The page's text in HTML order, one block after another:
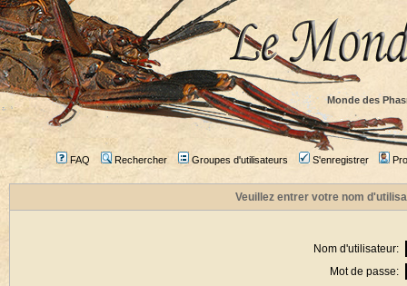
Monde des
FAQ Rechercher Groupes d'utilisateurs S'enregistrer
Veuillez entrer votre nom
Nom d'utilisateur:
Mot de passe: